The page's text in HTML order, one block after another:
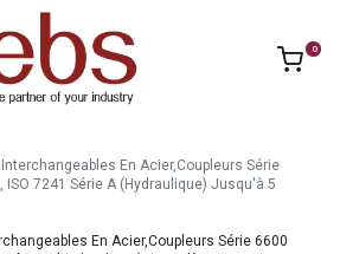
0
En Acier,Coupleurs Série
ISO 7241 Série A (Hydraulique) Jusqu'à 5